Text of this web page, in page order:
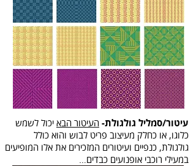
עיטור/סמליל גולגולת- העיטור הבא יכול לשמש
כלוגו, או כחלק מעיצוב פריט לבוש והוא כולל
גולגולת, כנפיים ועיטורים המזכירים את אלו המופיעים
במעילי רוכבי אופנועים כבדים…